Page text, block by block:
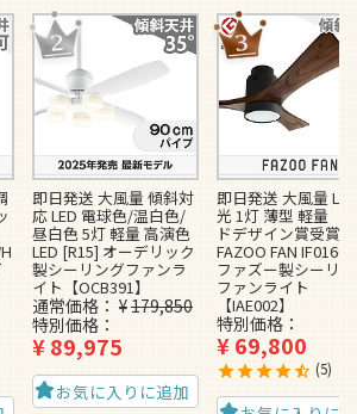
即日発送 大風量 傾斜対
応 LED 電球色/温白色/
昼白色 5灯 軽量 高演色
LED [R15] オーデリック
製シーリングファンラ
イト【OCB391】
通常価格 ¥179,850
特別価格
¥89,975
お気に入りに追加
即日発送 大風量
光 1灯 薄型 軽量 【
ドデザイン賞受賞】
FAZOO FAN
ファズー製シーリ
ファンライト
【IAE002】
特別価格
¥69,800
5